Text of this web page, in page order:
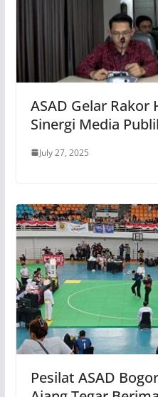
ASAD Gelar Rakor
Sinergi Media
July 27, 2025
Pesilat ASAD